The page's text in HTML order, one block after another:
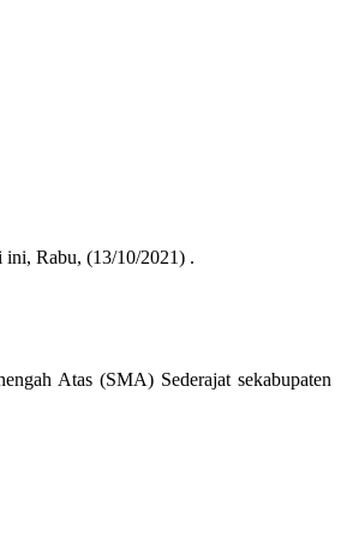
ini, Rabu, (13/10/2021) .
Atas (SMA) Sederajat sekabupaten